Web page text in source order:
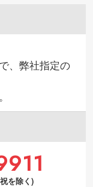
、弊社指定の
を除く)